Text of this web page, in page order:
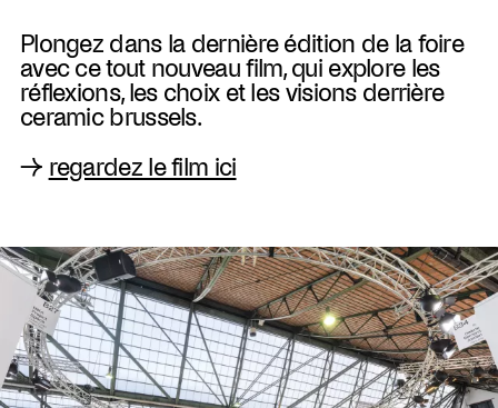
Plongez dans la dernière édition de la foire
avec ce tout nouveau film, qui explore les
réflexions, les choix et les visions derrière
ceramic brussels.
→ regardez le film ici